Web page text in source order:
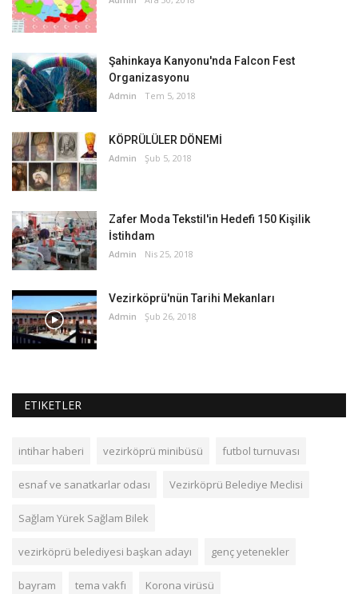
Şahinkaya Kanyonu'nda Falcon Fest
Organizasyonu
Admin Tem 5, 2018
KÖPRÜLÜLER DÖNEMİ
Admin Şub 5, 2018
Zafer Moda Tekstil'in Hedefi 150 Kişilik
İstihdam
Admin Nis 25, 2018
Vezirköprü'nün Tarihi Mekanları
Admin Şub 26, 2018
ETIKETLER
intihar haberi vezirköprü minibüsü futbol turnuvası
esnaf ve sanatkarlar odası Vezirköprü Belediye Meclisi
Sağlam Yürek Sağlam Bilek
vezirköprü belediyesi başkan adayı genç yetenekler
bayram tema vakfı Korona virüsü